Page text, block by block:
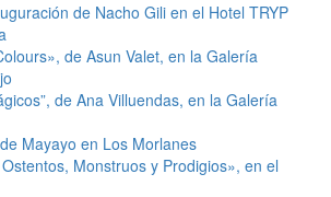
de Nacho Gili en el Hotel TRYP
de Asun Valet, en la Galería
de Ana Villuendas, en la Galería
Mayayo en Los Morlanes
Monstruos y Prodigios», en el